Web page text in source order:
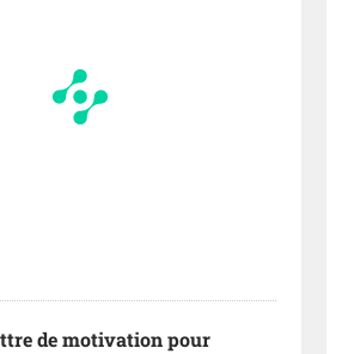
de motivation pour